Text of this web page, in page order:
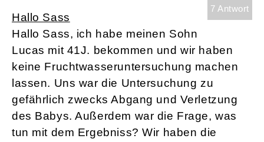
7 Antwort
Hallo Sass
Hallo Sass, ich habe meinen Sohn
Lucas mit 41J. bekommen und wir haben
keine Fruchtwasseruntersuchung machen
lassen. Uns war die Untersuchung zu
gefährlich zwecks Abgang und Verletzung
des Babys. Außerdem war die Frage, was
tun mit dem Ergebniss? Wir haben die